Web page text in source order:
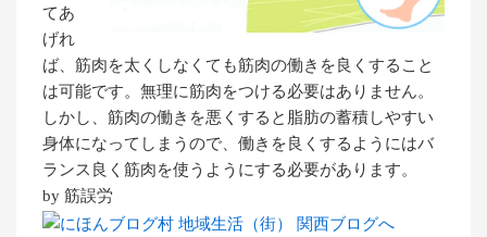
てあ
げれ
ば、筋肉を太くしなくても筋肉の働きを良くすること
は可能です。無理に筋肉をつける必要はありません。
しかし、筋肉の働きを悪くすると脂肪の蓄積しやすい
身体になってしまうので、働きを良くするようにはバ
ランス良く筋肉を使うようにする必要があります。
by 筋誤労